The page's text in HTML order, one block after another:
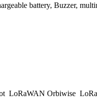
battery, Buzzer,
LoRaWAN Orbiwise